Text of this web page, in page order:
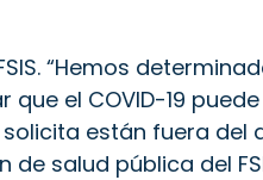
“Hemos
el COVID-19
están fuera del
salud pública del